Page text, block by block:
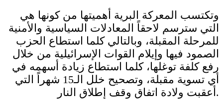
وتكتسب المعركة البرية أهميتها من كونها هي
التي سترسم لاحقاً المعادلات السياسية والأمنية
للمرحلة المقبلة، وبالتالي كلما استطاع الحزب
الصمود فيها وإيلام القوات الإسرائيلية من خلال
رفع كلفة توغلها، كلما استطاع زيادة أسهمه في
أي تسوية مقبلة، وتصحيح خلل الـ15 شهراً التي
أعقبت ولادة اتفاق وقف إطلاق النار.